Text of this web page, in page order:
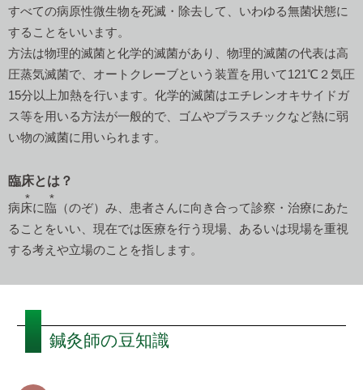
すべての病原性微生物を死滅・除去して、いわゆる無菌状態に
することをいいます。
方法は物理的滅菌と化学的滅菌があり、物理的滅菌の代表は高
圧蒸気滅菌で、オートクレーブという装置を用いて121℃２気圧
15分以上加熱を行います。化学的滅菌はエチレンオキサイドガ
ス等を用いる方法が一般的で、ゴムやプラスチックなど熱に弱
い物の滅菌に用いられます。
臨床とは？
病床に臨 （のぞ）み、患者さんに向き合って診察・治療にあた
ることをいい、現在では医療を行う現場、あるいは現場を重視
する考えや立場のことを指します。
鍼灸師の豆知識